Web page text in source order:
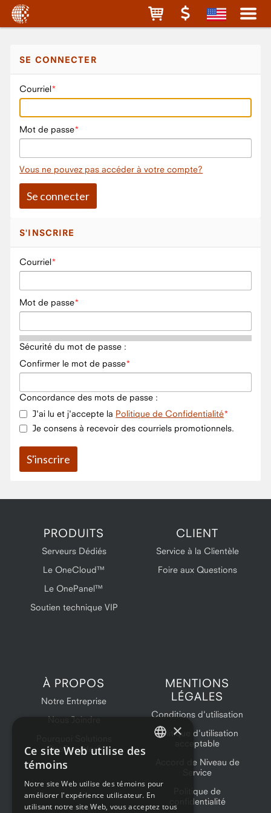
SE CONNECTER
Courriel
Mot de passe
Vous ne pouvez pas accéder à votre compte?
S'INSCRIRE
Courriel
Mot de passe
Sécurité du mot de passe :
Confirmer le mot de passe
Concordance des mots de passe :
J'ai lu et j'accepte la Politique de Confidentialité
Je consens à recevoir des courriels promotionnels.
PRODUITS
Serveurs Dédiés
Le OneCloud™
Le OnePanel™
Soutien technique VIP
CLIENT
Service à la Clientèle
Foire aux Questions
À PROPOS
Notre Entreprise
Nous Joindre
OneProvider?
MENTIONS
LÉGALES
Conditions d'utilisation
Politique d'utilisation
acceptable
Accord de Niveau de
Service
Politique de
confidentialité
×
Ce site Web utilise des
témoins
Notre site Web utilise des témoins pour
améliorer l'expérience utilisateur. En
utilisant notre site Web, vous acceptez tous